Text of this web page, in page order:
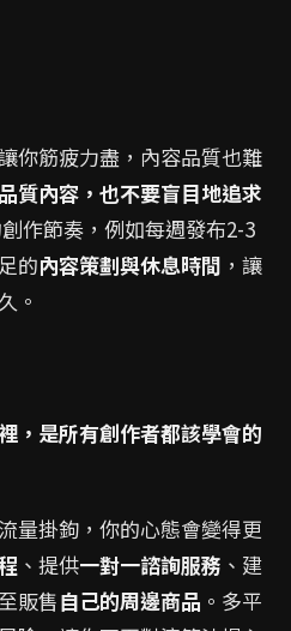
你筋疲力盡，內容品質也難
質內容，也不要盲目地追求
作節奏，例如每週發布2-3
的內容策劃與休息時間 ，讓
。
，是所有創作者都該學會的
量掛鉤，你的心態會變得更
、提供一對一諮詢服務 、建
販售自己的周邊商品 。多平